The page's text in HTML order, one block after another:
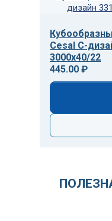
Cesal C-
3000х40/22
445.00 ₽